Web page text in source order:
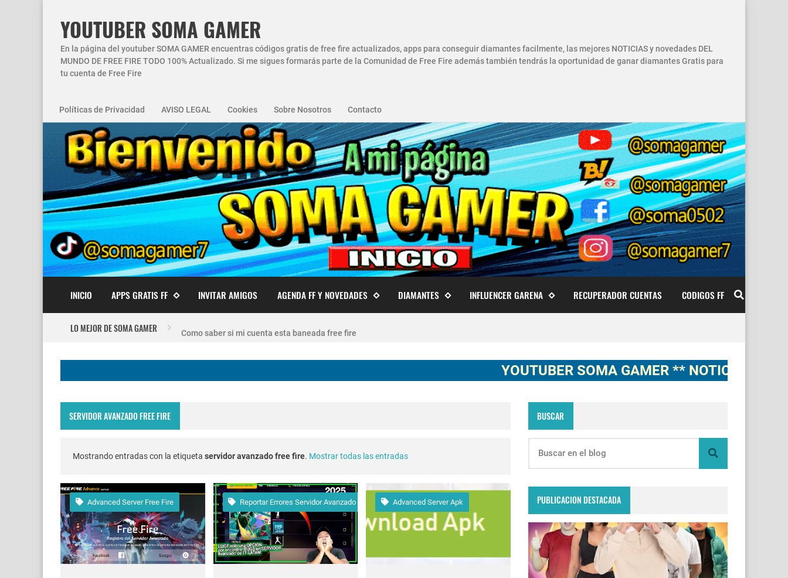
YOUTUBER SOMA GAMER
En la página del youtuber SOMA GAMER encuentras códigos gratis de free fire actualizados, apps para conseguir diamantes facilmente, las mejores NOTICIAS y novedades DEL
MUNDO DE FREE FIRE TODO 100% Actualizado. Si me sigues formarás parte de la Comunidad de Free Fire además también tendrás la oportunidad de ganar diamantes Gratis para
tu cuenta de Free Fire
Políticas de Privacidad AVISO LEGAL Cookies Sobre Nosotros Contacto
INICIO APPS GRATIS FF INVITAR AMIGOS AGENDA FF Y NOVEDADES DIAMANTES INFLUENCER GARENA RECUPERADOR CUENTAS CODIGOS FF
LO MEJOR DE SOMA GAMER
Nuevo recuperador de cuentas de Free Fire actualizado 2026
Como saber si mi cuenta esta baneada free fire
cuando fue mi ultima conexion en free fire 2025
Cómo quitar la mascota en free fire 2026
Cómo poner Espacio en blanco invisible en free fire 2025 solo copiar y pegar
YOUTUBER SOMA GAMER ** NOTICIAS,
SERVIDOR AVANZADO FREE FIRE
Mostrando entradas con la etiqueta servidor avanzado free fire. Mostrar todas las entradas
Advanced Server Free Fire Reportar Errores Servidor Avanzado Advanced Server Apk
BUSCAR
PUBLICACION DESTACADA